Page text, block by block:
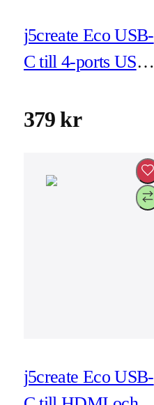
j5create Eco USB-
C till 4-ports USB-
vit (JCH342EW)
379 kr
j5create Eco USB-